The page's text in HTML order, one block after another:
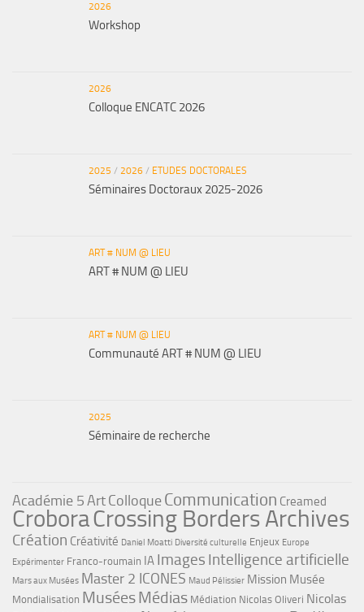
2026
Workshop
2026
Colloque ENCATC 2026
2025 / 2026 / ETUDES DOCTORALES
Séminaires Doctoraux 2025-2026
ART # NUM @ LIEU
ART # NUM @ LIEU
ART # NUM @ LIEU
Communauté ART # NUM @ LIEU
2025
Séminaire de recherche
Académie 5ArtColloqueCommunication Creamed
CroboraCrossing Borders Archives
Création Créativité Daniel Moatti Diversité culturelle Enjeux Europe
Expérimenter Franco-roumain IA Images Intelligence artificielle
Mars aux Musées Master 2 ICONES Maud Pélissier Mission Musée
Mondialisation MuséesMédias Médiation Nicolas Oliveri Nicolas